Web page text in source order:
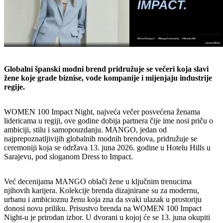
Globalni španski modni brend pridružuje se večeri koja slavi
žene koje grade biznise, vode kompanije i mijenjaju industrije
regije.
WOMEN 100 Impact Night, najveća večer posvećena ženama
lidericama u regiji, ove godine dobija partnera čije ime nosi priču o
ambiciji, stilu i samopouzdanju. MANGO, jedan od
najprepoznatljivijih globalnih modnih brendova, pridružuje se
ceremoniji koja se održava 13. juna 2026. godine u Hotelu Hills u
Sarajevu, pod sloganom Dress to Impact.
Već decenijama MANGO oblači žene u ključnim trenucima
njihovih karijera. Kolekcije brenda dizajnirane su za modernu,
urbanu i ambicioznu ženu koja zna da svaki ulazak u prostoriju
donosi novu priliku. Prisustvo brenda na WOMEN 100 Impact
Night-u je prirodan izbor. U dvorani u kojoj će se 13. juna okupiti